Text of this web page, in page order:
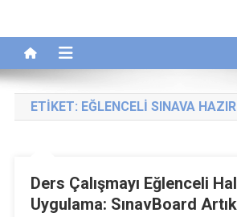
ETIKET: EĞLENCELI SINAVA
Ders Çalışmayı Eğlenceli
Uygulama: SınavBoard